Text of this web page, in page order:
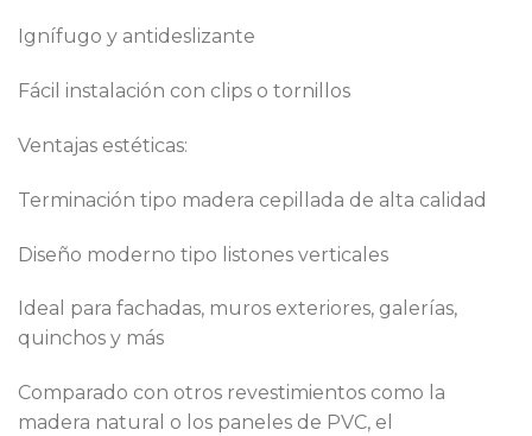
Ignífugo y antideslizante
Fácil instalación con clips o tornillos
Ventajas estéticas:
Terminación tipo madera cepillada de alta calidad
Diseño moderno tipo listones verticales
Ideal para fachadas, muros exteriores, galerías,
quinchos y más
Comparado con otros revestimientos como la
madera natural o los paneles de PVC, el